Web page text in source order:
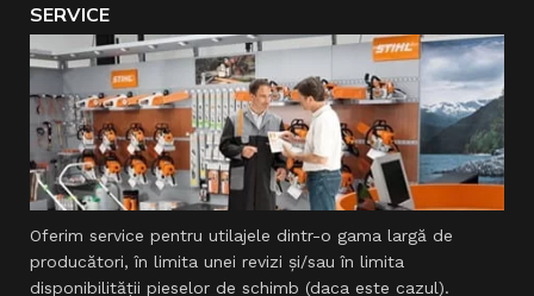
SERVICE
Oferim service pentru utilajele dintr-o gama largă de
producători, în limita unei revizi şi/sau în limita
disponibilităţii pieselor de schimb (daca este cazul).